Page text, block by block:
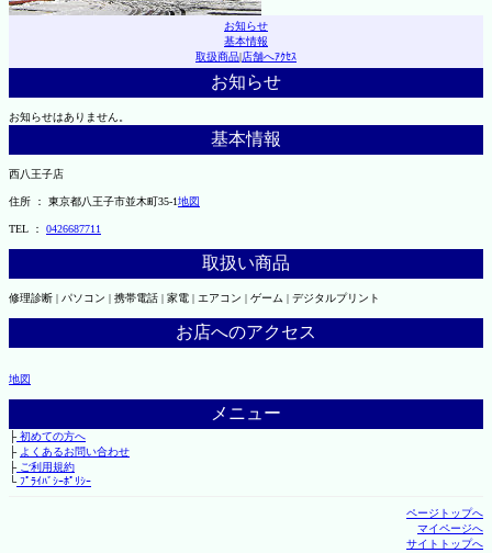
お知らせ
基本情報
取扱商品|店舗へｱｸｾｽ
お知らせ
お知らせはありません。
基本情報
西八王子店
住所 ： 東京都八王子市並木町35-1地図
TEL ： 0426687711
取扱い商品
修理診断 | パソコン | 携帯電話 | 家電 | エアコン | ゲーム | デジタルプリント
お店へのアクセス
地図
メニュー
├初めての方へ
├ よくあるお問い合わせ
├ご利用規約
└ﾌﾟﾗｲﾊﾞｼｰﾎﾟﾘｼｰ
ページトップへ
マイページへ
サイトトップへ